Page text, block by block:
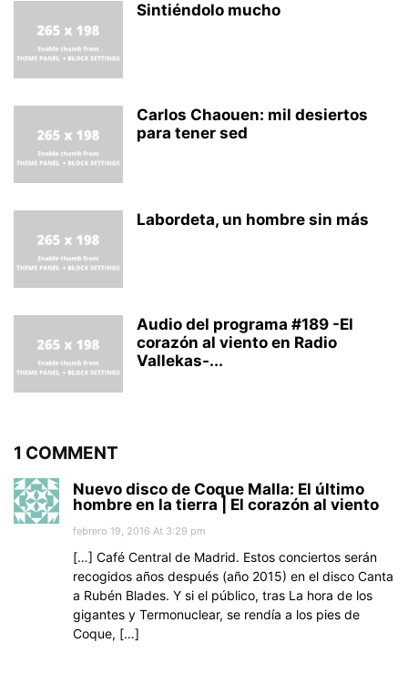
Sintiéndolo mucho
Carlos Chaouen: mil desiertos
para tener sed
Labordeta, un hombre sin más
Audio del programa #189 -El
corazón al viento en Radio
Vallekas-...
1 COMMENT
Nuevo disco de Coque Malla: El último
hombre en la tierra | El corazón al viento
febrero 19, 2016 At 3:29 pm
[…] Café Central de Madrid. Estos conciertos serán
recogidos años después (año 2015) en el disco Canta
a Rubén Blades. Y si el público, tras La hora de los
gigantes y Termonuclear, se rendía a los pies de
Coque, […]